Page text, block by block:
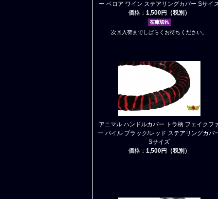
ー ベロア ワイン ステアリングカバー Sサイ
価格： 1,500円（税別）
次回入荷までしばらくお待ちください。
アニマル ハンドルカバー トラ柄 フェイクフ
ー パイル ブラック/レッド ステアリングカバ
Sサイズ
価格： 1,500円（税別）